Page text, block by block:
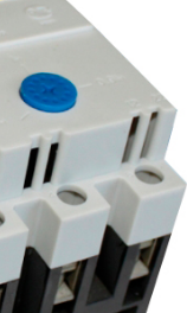
(Branch of «Saren B.
благодарность
обработку нашего
коммерческое
цене в течение двух
товарных